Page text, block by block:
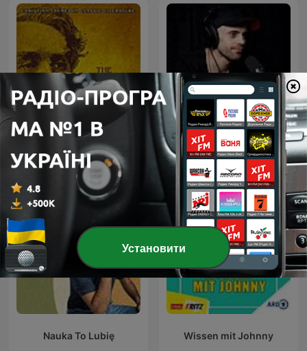
The Brothers Karamazov
by Fyodor Dostoyevsky
Przemek Górczyk Podcast
Nauka To Lubię Wissen mit Johnny
Установити